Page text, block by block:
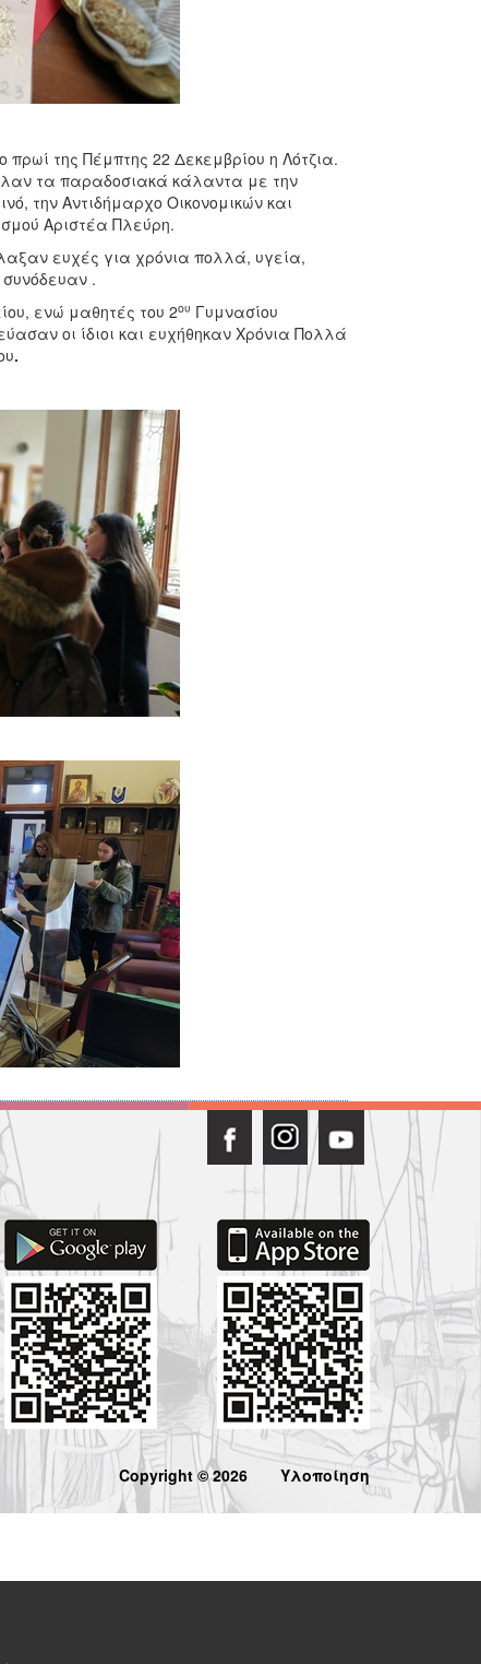
της Πέμπτης 22 Δεκεμβρίου η Λότζια.
τα παραδοσιακά κάλαντα με την
την Αντιδήμαρχο Οικονομικών και
Αριστέα Πλεύρη.
ευχές για χρόνια πολλά, υγεία,
.
ενώ μαθητές του 2ου Γυμνασίου
οι ίδιοι και ευχήθηκαν Χρόνια Πολλά
.
Copyright © 2026 Υλοποίηση